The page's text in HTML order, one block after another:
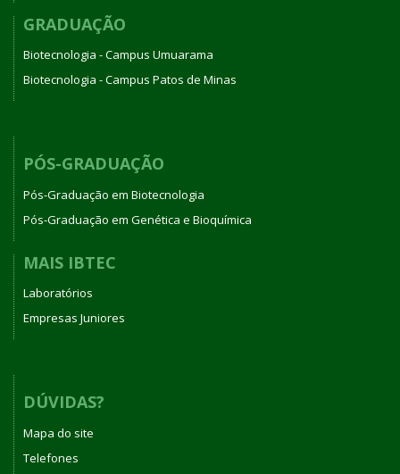
GRADUAÇÃO
Biotecnologia - Campus Umuarama
Biotecnologia - Campus Patos de Minas
PÓS-GRADUAÇÃO
Pós-Graduação em Biotecnologia
Pós-Graduação em Genética e Bioquímica
MAIS IBTEC
Laboratórios
Empresas Juniores
DÚVIDAS?
Mapa do site
Telefones